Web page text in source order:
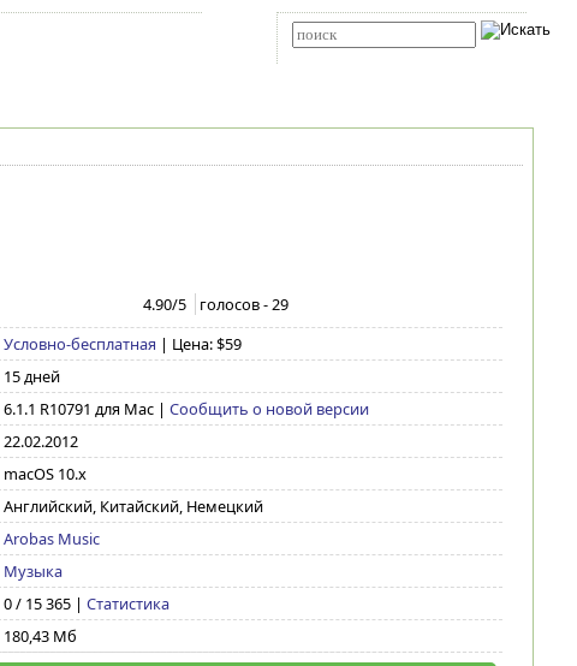
4.90/5 голосов -29
Условно-бесплатная | Цена: $59
15 дней
6.1.1 R10791 для Mac| Сообщить о новой версии
22.02.2012
macOS 10.x
Английский, Китайский, Немецкий
Arobas Music
Музыка
0 / 15 365 | Статистика
180,43 Мб